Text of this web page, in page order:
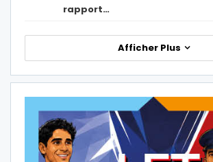
rapport…
Afficher Plus